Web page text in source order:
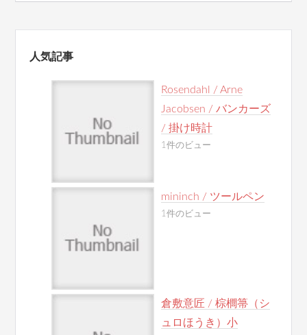
人気記事
Rosendahl / Arne
Jacobsen / バンカーズ
/ 掛け時計
1件のビュー
mininch / ツールペン
1件のビュー
倉敷意匠 / 棕櫚箒（シ
ュロほうき）小